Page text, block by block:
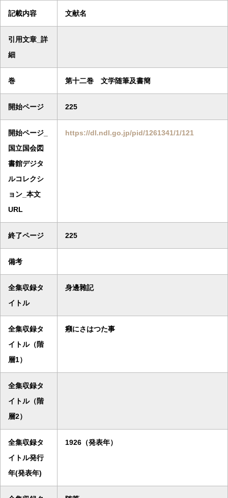
記載内容 文献名
引用文章_詳
細
巻 第十二巻 文学随筆及書簡
開始ページ 225
開始ページ_
国立国会図
書館デジタ
ルコレクシ
ョン_本文
URL
https://dl.ndl.go.jp/pid/1261341/1/121
終了ページ 225
備考
全集収録タ
イトル
身邊雜記
全集収録タ
イトル（階
層1）
癪にさはつた事
全集収録タ
イトル（階
層2）
全集収録タ
イトル発行
年(発表年)
1926（発表年）